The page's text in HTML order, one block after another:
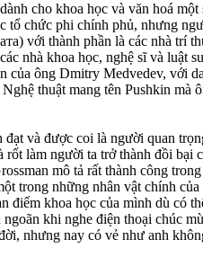
cho khoa học và văn hoá
tổ chức phi chính phủ, nhưng
với thành phần là các nhà trí
nhà khoa học, nghệ sĩ và luật
của ông Dmitry Medvedev, với
thuật mang tên Pushkin mà
đạt và được coi là người quan
rốt làm người ta trở thành đồi bại
mô tả rất thành công
trong những nhân vật chính
điểm khoa học của mình dù có
khi nghe điện thoại chúc
nhưng nay có vẻ như anh